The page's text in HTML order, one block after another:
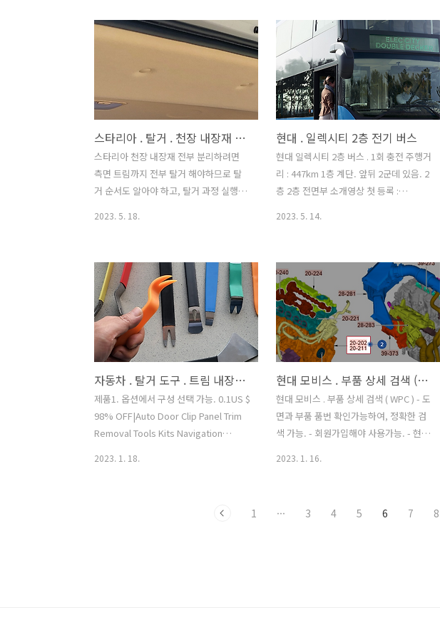
일반강. 스타리아 바닥 연관 - 위 와 같은
정보류는 현대 자동차 제공 gsw 에서 검
색 가능하다. 차체 정보는 gsw 웹의 상단
메뉴 중 "차체 메뉴얼" 에서 확인 가능. 현
대 자동차 . 분해 조립 메뉴얼 . gsw 웹. 차
량 DIY 필수 사이트. - 현대 자동차 모든
차종의 분해 조립 정보 . - 직접 차량 분해
하여 DIY 하는 경우 매우 유용. - 주소 :
https://gsw.hyundai.com/ Global
Service Way - Techn..
와 부품번호 가격 -- 품명코드 : 96530F --
부품번호 : 96530CG000EYE -- 가격 :
508,200 원 (2023년 5월 26일 시점) 후석
승객 카메라 탈거 현대의 탈거 메뉴얼에
의하면 아래와 같이 설명하고 있다. 배터
리 (-) 단자를 분리하고 하라는데, 안해도
됨. 위 첫번째 사진의 화살표 2개가 중요
한 설명 인데 너무 단순하게 표현되어 처
음 하는 사람은 실수하기 쉽다. 실제 분리
된 모습인 아래 사진의 붉은 원 지점을 보
면 어..
스타리아 . 탈거 . 천장 내장재 뒷 부분
스타리아 천장 내장재 전부 분리하려면
측면 트림까지 전부 탈거 해야하므로 탈
거 순서도 알아야 하고, 탈거 과정 실행하
러나, 전체 탈거하지 않고 뒷부분만 살
짝 뜯어보는건 아래 사진의 후크핀 3개
핀 만 제거하면 되고 원상 복구도 간단하
다. 탈거 도구 이용해도 되며 이런 도구
없다면 가위로 핀 양쪽에 밀어 넣고 잡아
당겨도 됨. (주의 : 가위 끝이 뾰족하여 내
장재 손상 생길 수 있으니 주의 필요) 아
래 사진 : 후크핀 과 내장재 틈새로 도구를
밀어넣고 그냥 이빨 뽑둣이 당긴다. 특별
한 기술 같은 것 요구되지 않는다. 힘으로
당기면 됨. 아래 사진 : 핀..
2023. 5. 18.
현대 . 일렉시티 2층 전기 버스
현대 일렉시티 2층 버스 . 1회 충전 주행거
리 : 447km 1층 계단. 앞뒤 2군데 있음. 2
층 2층 전면부 소개영상 첫 등록 :
2023. 5. 14.
자동차 . 탈거 도구 . 트림 내장재 리무버 , 헤라
제품1. 옵션에서 구성 선택 가능. 0.1US $
98% OFF|Auto Door Clip Panel Trim
Removal Tools Kits Navigation
www.aliexpress.com 제품2. 금속
2023. 1. 18.
현대 모비스 . 부품 상세 검색 (WPC)
현대 모비스 . 부품 상세 검색 ( WPC ) - 도
면과 부품 품번 확인가능하여, 정확한 검
색 가능. - 회원가입해야 사용가능. - 현대
선택 (모터, 엔진, 트랜스미션, 샤시, 바
2023. 1. 16.
1 ··· 3 4 5 6 7 8